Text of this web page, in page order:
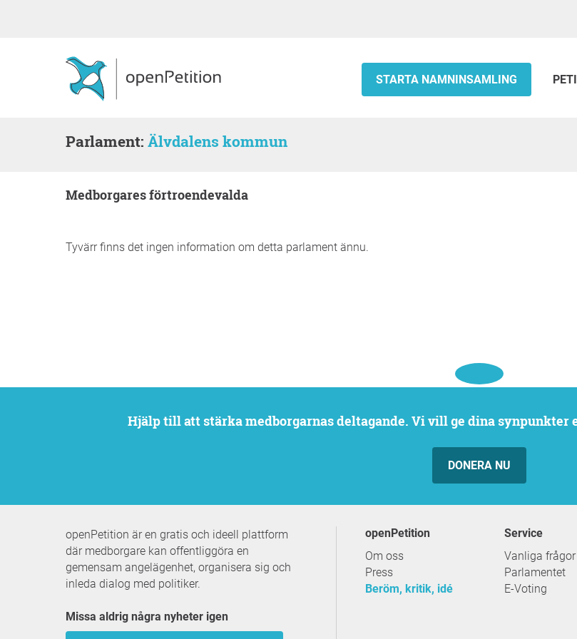
STARTA NAMNINSAMLING
Parlament: Älvdalens kommun
medborgares förtroendevalda
Tyvärr finns det ingen information om detta parlament ännu.
Hjälp till att stärka medborgarnas deltagande. Vi vill ge dina
DONERA NU
openPetition är en gratis och ideell plattform
där medborgare kan offentliggöra en
gemensam angelägenhet, organisera sig och
inleda dialog med politiker.
Missa aldrig några nyheter igen
openPetition
Om oss
Press
Beröm, kritik, idé
service
Vanliga frågor
Parlamentet
E-Voting